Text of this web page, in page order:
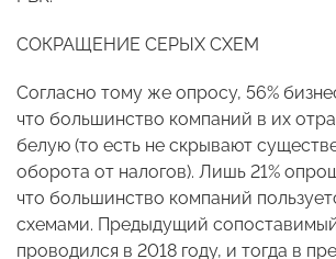
СОКРАЩЕНИЕ СЕРЫХ СХЕМ
Согласно тому же опросу, 56%
что большинство компаний в их
белую (то есть не скрывают
оборота от налогов). Лишь 21%
что большинство компаний
схемами. Предыдущий
проводился в 2018 году, и тогда в